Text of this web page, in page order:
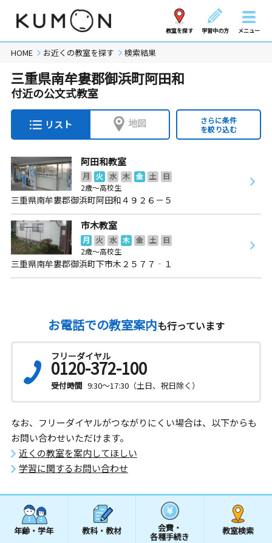
教室を探す 学習中の方 メニュー
HOME お近くの教室を探す 検索結果
三重県南牟婁郡御浜町阿田和
付近の公文式教室
リスト 地図
さらに条件
を絞り込む
阿田和教室
月 火 水 木 金 土
日
2歳～高校生
三重県南牟婁郡御浜町阿田和４９２６－５
市木教室
月 火 水 木 金 土
日
2歳～高校生
三重県南牟婁郡御浜町下市木２５７７‐１
お電話での教室案内も行っています
フリーダイヤル
0120-372-100
受付時間 9:30～17:30（土日、祝日除く）
なお、フリーダイヤルがつながりにくい場合は、以下からも
お問い合わせいただけます。
近くの教室を案内してほしい
学習に関するお問い合わせ
年齢・学年 教科・教材 会費・
各種手続き
教室検索